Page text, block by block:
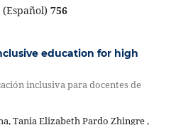
756
education for high
inclusiva para docentes de
Tania Elizabeth Pardo Zhingre ,